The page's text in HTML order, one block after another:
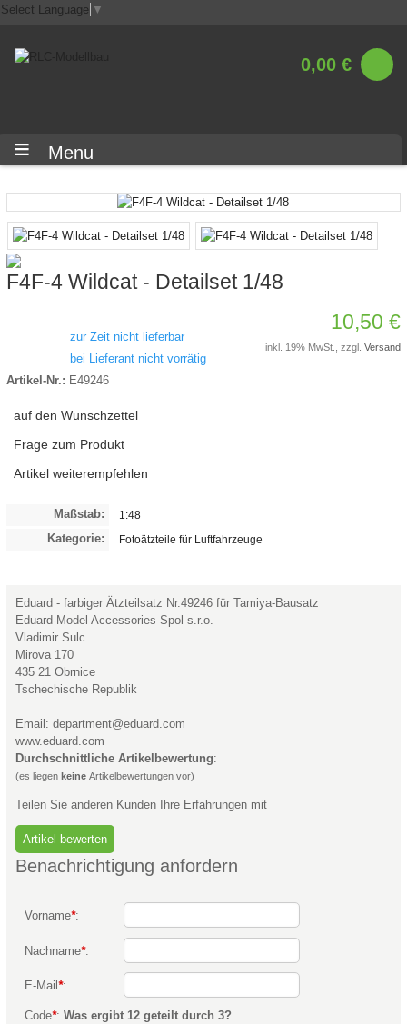
Select Language ▼
0,00 €
Menu
F4F-4 Wildcat - Detailset 1/48
zur Zeit nicht lieferbar
bei Lieferant nicht vorrätig
Artikel-Nr.: E49246
auf den Wunschzettel
Frage zum Produkt
Artikel weiterempfehlen
10,50 €
inkl. 19% MwSt., zzgl.Versand
Maßstab: 1:48
Kategorie: Fotoätzteile für Luftfahrzeuge
Eduard - farbiger Ätzteilsatz Nr.49246 für Tamiya-Bausatz
Eduard-Model Accessories Spol s.r.o.
Vladimir Sulc
Mirova 170
435 21 Obrnice
Tschechische Republik
Email: department@eduard.com
www.eduard.com
Durchschnittliche Artikelbewertung:
(es liegen keine Artikelbewertungen vor)
Teilen Sie anderen Kunden Ihre Erfahrungen mit
Benachrichtigung anfordern
Vorname*:
Nachname*:
E-Mail *:
Code*: Was ergibt 12 geteilt durch 3?